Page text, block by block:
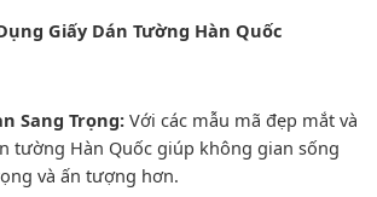
Giấy Dán Tường Hàn Quốc
Sang Trọng: Với các mẫu mã đẹp mắt và
tường Hàn Quốc giúp không gian sống
và ấn tượng hơn.